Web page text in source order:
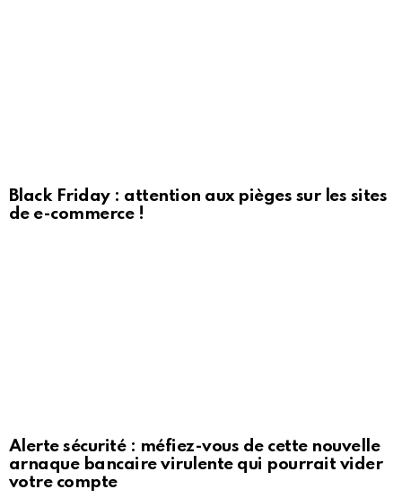
Black Friday : attention aux pièges sur les sites
de e-commerce !
Alerte sécurité : méfiez-vous de cette nouvelle
arnaque bancaire virulente qui pourrait vider
votre compte